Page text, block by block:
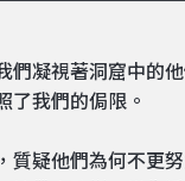
凝視著洞窟中的
了我們的侷限。
疑他們為何不更